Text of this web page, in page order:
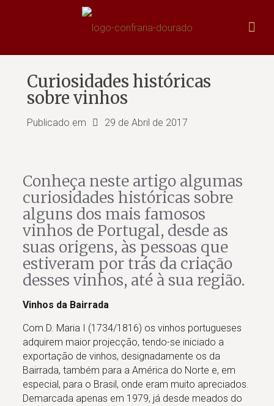
Curiosidades históricas
sobre vinhos
Publicado em 29 de Abril de 2017
Conheça neste artigo algumas
curiosidades históricas sobre
alguns dos mais famosos
vinhos de Portugal, desde as
suas origens, às pessoas que
estiveram por trás da criação
desses vinhos, até à sua região.
Vinhos da Bairrada
Com D. Maria I (1734/1816) os vinhos portugueses
adquirem maior projecção, tendo-se iniciado a
exportação de vinhos, designadamente os da
Bairrada, também para a América do Norte e, em
especial, para o Brasil, onde eram muito apreciados.
Demarcada apenas em 1979, já desde meados do